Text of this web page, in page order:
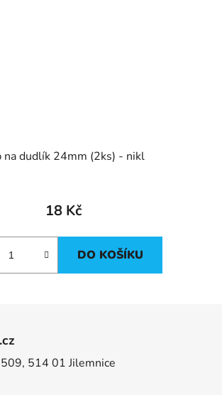
na dudlík 24mm (2ks) - nikl
18 Kč
DO KOŠÍKU
514 01 Jilemnice